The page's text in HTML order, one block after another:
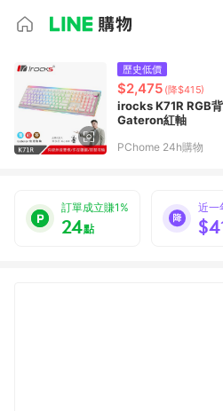
歷史低價
$2,475 (降$415)
irocks K71R RGB
Gateron紅軸
PChome 24h購物
訂單成立賺1%
24點
近一